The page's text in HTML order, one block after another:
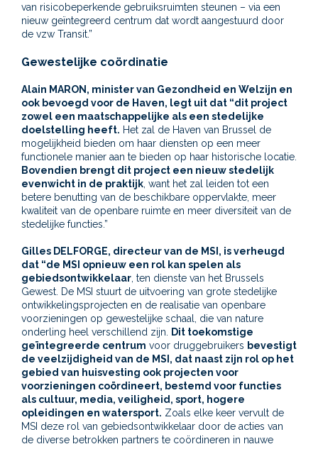
van risicobeperkende gebruiksruimten steunen – via een
nieuw geïntegreerd centrum dat wordt aangestuurd door
de vzw Transit.”
Gewestelijke coördinatie
Alain MARON, minister van Gezondheid en Welzijn en
ook bevoegd voor de Haven, legt uit dat “dit project
zowel een maatschappelijke als een stedelijke
doelstelling heeft. Het zal de Haven van Brussel de
mogelijkheid bieden om haar diensten op een meer
functionele manier aan te bieden op haar historische locatie.
Bovendien brengt dit project een nieuw stedelijk
evenwicht in de praktijk , want het zal leiden tot een
betere benutting van de beschikbare oppervlakte, meer
kwaliteit van de openbare ruimte en meer diversiteit van de
stedelijke functies.”
Gilles DELFORGE, directeur van de MSI, is verheugd
dat “de MSI opnieuw een rol kan spelen als
gebiedsontwikkelaar , ten dienste van het Brussels
Gewest. De MSI stuurt de uitvoering van grote stedelijke
ontwikkelingsprojecten en de realisatie van openbare
voorzieningen op gewestelijke schaal, die van nature
onderling heel verschillend zijn.
Dit toekomstige
geïntegreerde centrum voor druggebruikers bevestigt
de veelzijdigheid van de MSI, dat naast zijn rol op het
gebied van huisvesting ook projecten voor
voorzieningen coördineert, bestemd voor functies
als cultuur, media, veiligheid, sport, hogere
opleidingen en watersport. Zoals elke keer vervult de
MSI deze rol van gebiedsontwikkelaar door de acties van
de diverse betrokken partners te coördineren in nauwe